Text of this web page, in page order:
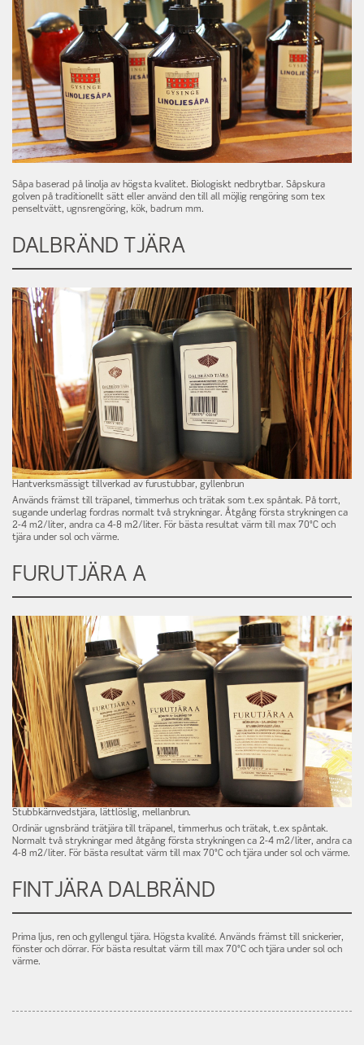
Såpa baserad på linolja av högsta kvalitet. Biologiskt nedbrytbar. Såpskura
golven på traditionellt sätt eller använd den till all möjlig rengöring som tex
penseltvätt, ugnsrengöring, kök, badrum mm.
DALBRÄND TJÄRA
Hantverksmässigt tillverkad av furustubbar, gyllenbrun
Används främst till träpanel, timmerhus och trätak som t.ex spåntak. På torrt,
sugande underlag fordras normalt två strykningar. Åtgång första strykningen ca
2-4 m2/liter, andra ca 4-8 m2/liter. För bästa resultat värm till max 70°C och
tjära under sol och värme.
FURUTJÄRA A
Stubbkärnvedstjära, lättlöslig, mellanbrun.
Ordinär ugnsbränd trätjära till träpanel, timmerhus och trätak, t.ex spåntak.
Normalt två strykningar med åtgång första strykningen ca 2-4 m2/liter, andra ca
4-8 m2/liter. För bästa resultat värm till max 70°C och tjära under sol och värme.
FINTJÄRA DALBRÄND
Prima ljus, ren och gyllengul tjära. Högsta kvalité. Används främst till snickerier,
fönster och dörrar. För bästa resultat värm till max 70°C och tjära under sol och
värme.